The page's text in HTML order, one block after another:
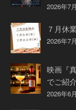
2026年7
７月休
2026年7
映画『
でご紹
2026年6